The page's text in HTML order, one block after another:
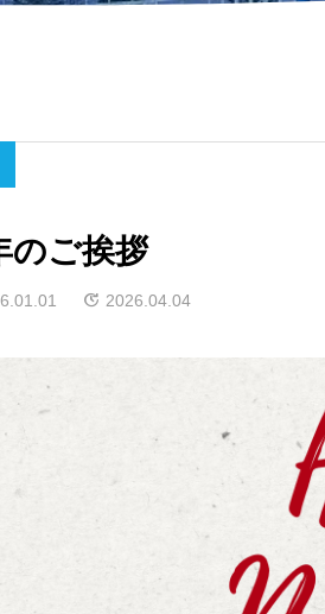
のご挨拶
2026.04.04